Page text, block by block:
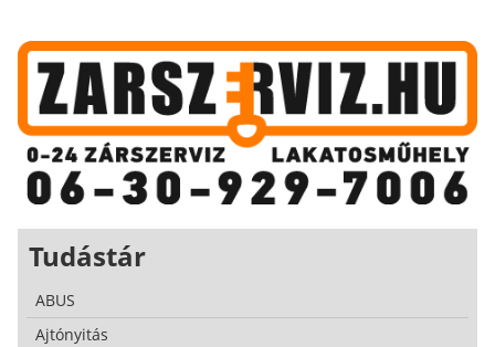
Tudástár
ABUS
Ajtónyitás